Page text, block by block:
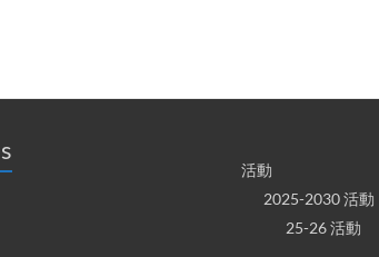
活動
2025-2030 活動
25-26 活動